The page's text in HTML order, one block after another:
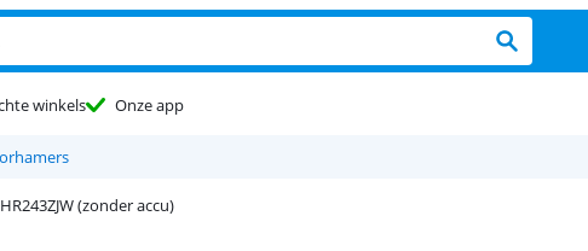
winkels Onze app
(zonder accu)